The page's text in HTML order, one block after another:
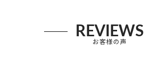
REVIEWS
お客様の声